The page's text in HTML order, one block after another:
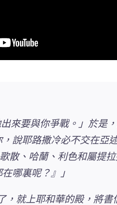
來要與你爭戰。」於是
說耶路撒冷必不交在
散、哈蘭、利色和屬提
哪裏呢？』」
，就上耶和華的殿，將